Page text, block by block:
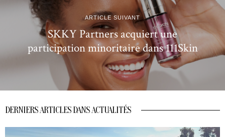
ARTICLE SUIVANT
SKKY Partners acquiert une
participation minoritaire dans 111Skin
DERNIERS ARTICLES DANS ACTUALITÉS